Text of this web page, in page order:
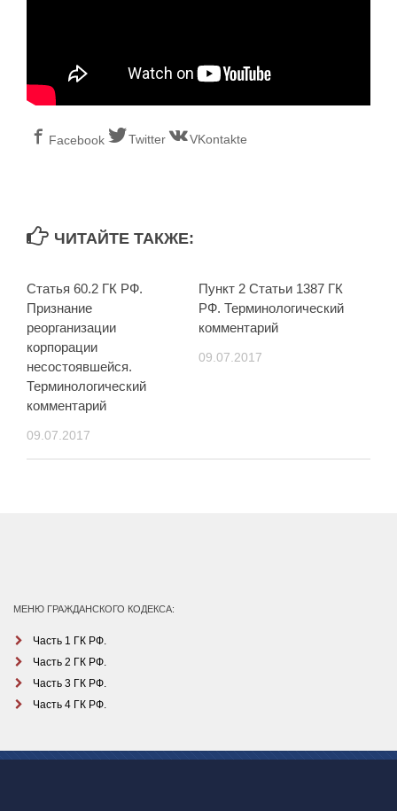
Facebook Twitter VKontakte
ЧИТАЙТЕ ТАКЖЕ:
Статья 60.2 ГК РФ.
Признание
реорганизации
корпорации
несостоявшейся.
Терминологический
комментарий
09.07.2017
Пункт 2 Статьи 1387 ГК
РФ. Терминологический
комментарий
09.07.2017
МЕНЮ ГРАЖДАНСКОГО КОДЕКСА:
Часть 1 ГК РФ.
Часть 2 ГК РФ.
Часть 3 ГК РФ.
Часть 4 ГК РФ.